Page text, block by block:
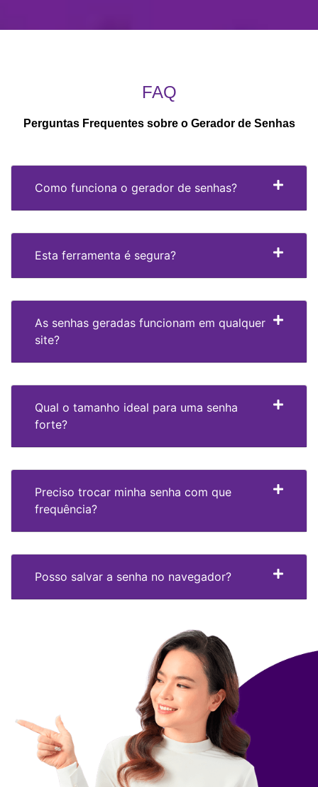
FAQ
Perguntas Frequentes sobre o Gerador de Senhas
Como funciona o gerador de senhas?
Esta ferramenta é segura?
As senhas geradas funcionam em qualquer
site?
Qual o tamanho ideal para uma senha
forte?
Preciso trocar minha senha com que
frequência?
Posso salvar a senha no navegador?